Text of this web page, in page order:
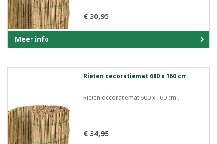
€ 30,95
Meer info
Rieten decoratiemat 600 x 160 cm
Rieten decoratiemat 600 x 160 cm..
€ 34,95